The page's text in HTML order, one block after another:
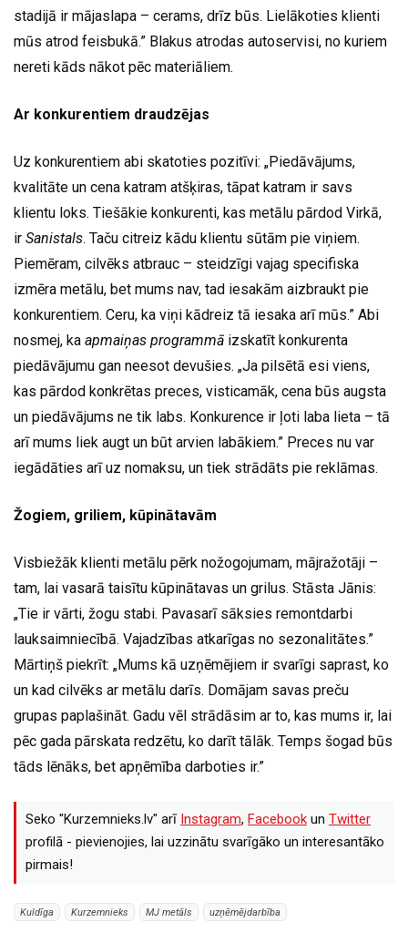
stadijā ir mājaslapa – cerams, drīz būs. Lielākoties klienti
mūs atrod feisbukā.” Blakus atrodas autoservisi, no kuriem
nereti kāds nākot pēc materiāliem.
Ar konkurentiem draudzējas
Uz konkurentiem abi skatoties pozitīvi: „Piedāvājums,
kvalitāte un cena katram atšķiras, tāpat katram ir savs
klientu loks. Tiešākie konkurenti, kas metālu pārdod Virkā,
ir Sanistals. Taču citreiz kādu klientu sūtām pie viņiem.
Piemēram, cilvēks atbrauc – steidzīgi vajag specifiska
izmēra metālu, bet mums nav, tad iesakām aizbraukt pie
konkurentiem. Ceru, ka viņi kādreiz tā iesaka arī mūs.” Abi
nosmej, ka apmaiņas programmā izskatīt konkurenta
piedāvājumu gan neesot devušies. „Ja pilsētā esi viens,
kas pārdod konkrētas preces, visticamāk, cena būs augsta
un piedāvājums ne tik labs. Konkurence ir ļoti laba lieta – tā
arī mums liek augt un būt arvien labākiem.” Preces nu var
iegādāties arī uz nomaksu, un tiek strādāts pie reklāmas.
Žogiem, griliem, kūpinātavām
Visbiežāk klienti metālu pērk nožogojumam, mājražotāji –
tam, lai vasarā taisītu kūpinātavas un grilus. Stāsta Jānis:
„Tie ir vārti, žogu stabi. Pavasarī sāksies remontdarbi
lauksaimniecībā. Vajadzības atkarīgas no sezonalitātes.”
Mārtiņš piekrīt: „Mums kā uzņēmējiem ir svarīgi saprast, ko
un kad cilvēks ar metālu darīs. Domājam savas preču
grupas paplašināt. Gadu vēl strādāsim ar to, kas mums ir, lai
pēc gada pārskata redzētu, ko darīt tālāk. Temps šogad būs
tāds lēnāks, bet apņēmība darboties ir.”
Seko "Kurzemnieks.lv" arī Instagram, Facebook un Twitter
profilā - pievienojies, lai uzzinātu svarīgāko un interesantāko
pirmais!
Kuldīga Kurzemnieks MJ metāls uzņēmējdarbība